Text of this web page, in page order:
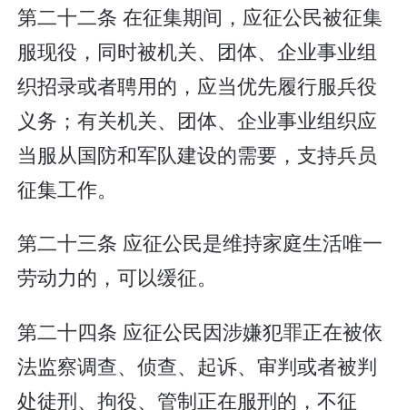
第二十二条 在征集期间，应征公民被征集
服现役，同时被机关、团体、企业事业组
织招录或者聘用的，应当优先履行服兵役
义务；有关机关、团体、企业事业组织应
当服从国防和军队建设的需要，支持兵员
征集工作。
第二十三条 应征公民是维持家庭生活唯一
劳动力的，可以缓征。
第二十四条 应征公民因涉嫌犯罪正在被依
法监察调查、侦查、起诉、审判或者被判
处徒刑、拘役、管制正在服刑的，不征